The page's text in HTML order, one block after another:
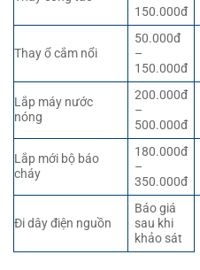
150.000đ
Thay ổ cắm nổi
50.000đ
–
150.000đ
Lắp máy nước
nóng
200.000đ
–
500.000đ
Lắp mới bộ báo
cháy
180.000đ
–
350.000đ
Đi dây điện nguồn
Báo giá
sau khi
khảo sát